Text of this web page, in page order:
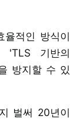
적인 방식이
'TLS 기반의
방지할 수 있
벌써 20년이